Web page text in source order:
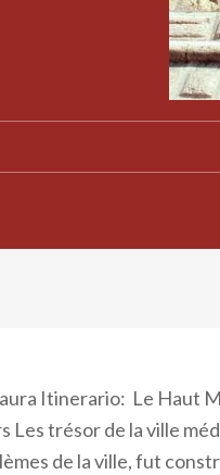
Itinerario: Le Haut
Les trésor de la ville
de la ville, fut